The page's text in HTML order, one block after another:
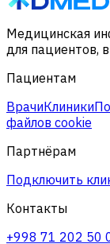
Медицинская
для пациентов,
Пациентам
ВрачиКлиники
файлов cookie
Партнёрам
Подключить
Контакты
+998 71 202 50